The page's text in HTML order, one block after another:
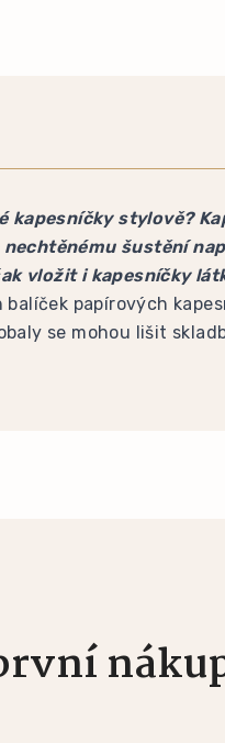
stylově?
šustění
vložit i kapesníčky
papírových
se mohou lišit